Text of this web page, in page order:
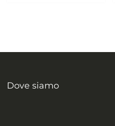
Dove siamo